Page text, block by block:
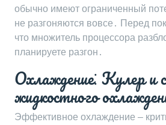
обычно имеют ограниченный
не разгоняются вовсе․ Перед
что множитель процессора
планируете разгон․
Охлаждение⁚ Кулер и
жидкостного
Эффективное охлаждение –